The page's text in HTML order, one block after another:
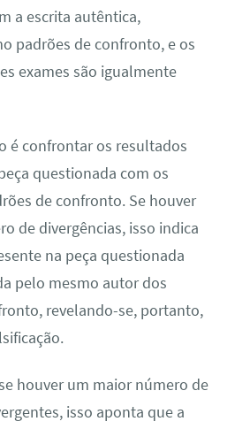
a escrita autêntica,
padrões de confronto, e os
exames são igualmente
é confrontar os resultados
questionada com os
de confronto. Se houver
de divergências, isso indica
na peça questionada
pelo mesmo autor dos
revelando-se, portanto,
houver um maior número de
isso aponta que a